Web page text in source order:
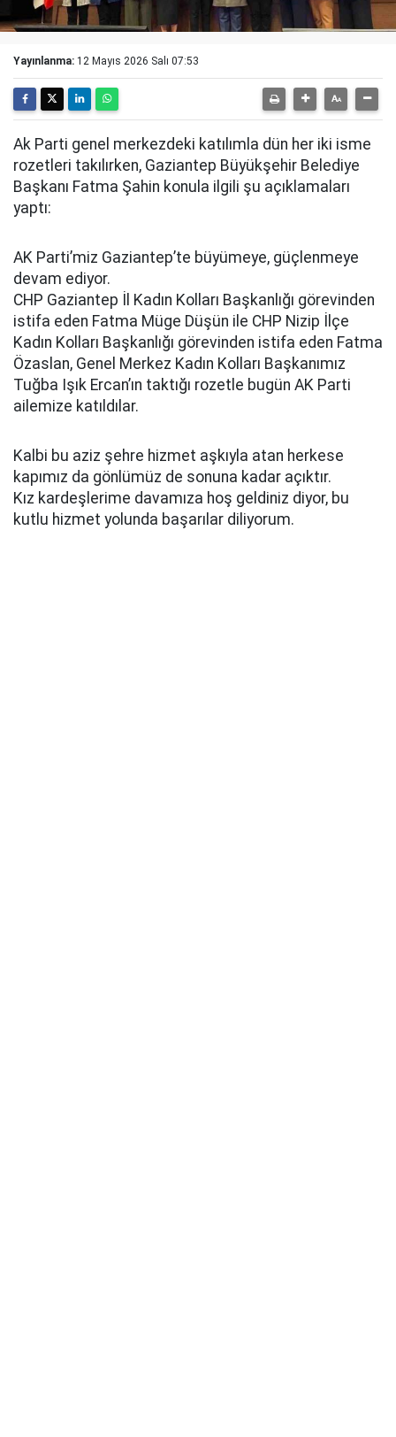
Yayınlanma: 12 Mayıs 2026 Salı 07:53
Ak Parti genel merkezdeki katılımla dün her iki isme
rozetleri takılırken, Gaziantep Büyükşehir Belediye
Başkanı Fatma Şahin konula ilgili şu açıklamaları
yaptı:
AK Parti’miz Gaziantep’te büyümeye, güçlenmeye
devam ediyor.
CHP Gaziantep İl Kadın Kolları Başkanlığı görevinden
istifa eden Fatma Müge Düşün ile CHP Nizip İlçe
Kadın Kolları Başkanlığı görevinden istifa eden Fatma
Özaslan, Genel Merkez Kadın Kolları Başkanımız
Tuğba Işık Ercan’ın taktığı rozetle bugün AK Parti
ailemize katıldılar.
Kalbi bu aziz şehre hizmet aşkıyla atan herkese
kapımız da gönlümüz de sonuna kadar açıktır.
Kız kardeşlerime davamıza hoş geldiniz diyor, bu
kutlu hizmet yolunda başarılar diliyorum.